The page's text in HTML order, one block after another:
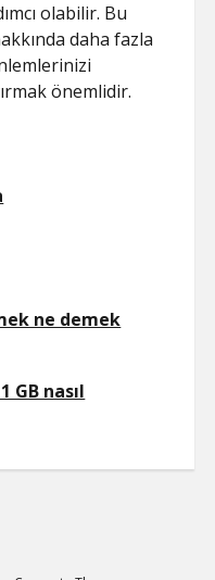
olabilir. Bu
daha fazla
önemlidir.
ne demek
GB nasıl